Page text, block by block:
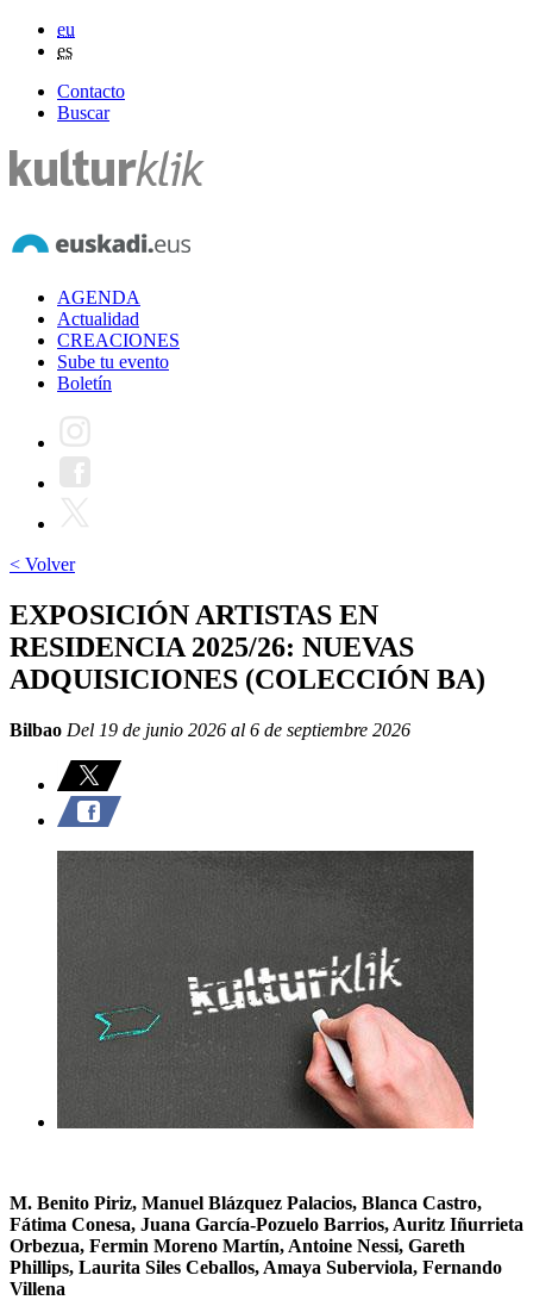
eu
es
Contacto
Buscar
AGENDA
Actualidad
CREACIONES
Sube tu evento
Boletín
< Volver
EXPOSICIÓN ARTISTAS EN
RESIDENCIA 2025/26: NUEVAS
ADQUISICIONES (COLECCIÓN BA)
Bilbao Del 19 de junio 2026 al 6 de septiembre 2026
M. Benito Piriz, Manuel Blázquez Palacios, Blanca Castro,
Fátima Conesa, Juana García-Pozuelo Barrios, Auritz Iñurrieta
Orbezua, Fermin Moreno Martín, Antoine Nessi, Gareth
Phillips, Laurita Siles Ceballos, Amaya Suberviola, Fernando
Villena